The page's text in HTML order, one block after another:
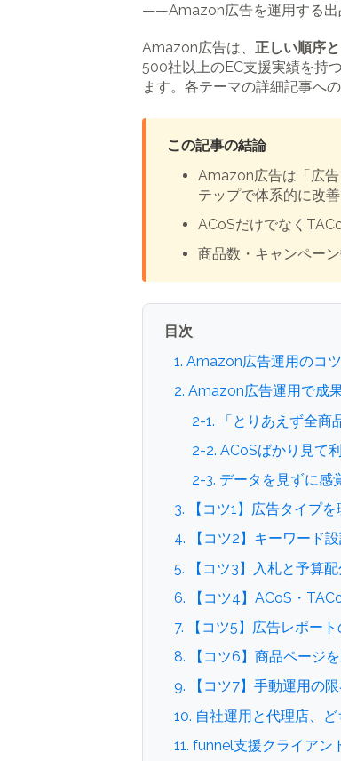
――Amazon広告を運用する出
Amazon広告は、 正しい順序
500社以上のEC支援実績を持
ます。各テーマの詳細記事へ
この記事の結論
Amazon広告は「広
テップで体系的に改
ACoSだけでなく
商品数・キャンペー
目次
1. Amazon広告運用のコ
2. Amazon広告運用で成
2-1. 「とりあえず全商
2-2. ACoSばかり見て
2-3. データを見ずに感
3. 【コツ1】広告タイプ
4. 【コツ2】キーワード
5. 【コツ3】入札と予算
6. 【コツ4】ACoS・
7. 【コツ5】広告レポー
8. 【コツ6】商品ページ
9. 【コツ7】手動運用の
10. 自社運用と代理店、
11. funnel支援クライアン